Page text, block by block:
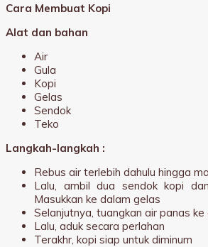
Cara Membuat Kopi
Alat dan bahan
Air
Gula
Kopi
Gelas
Sendok
Teko
Langkah-langkah :
Rebus air terlebih dahulu hingga
Lalu, ambil dua sendok kopi
Masukkan ke dalam gelas
Selanjutnya, tuangkan air panas
Lalu, aduk secara perlahan
Terakhr, kopi siap untuk diminum